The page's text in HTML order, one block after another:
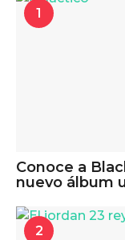
1
Conoce a
nuevo álbum
2